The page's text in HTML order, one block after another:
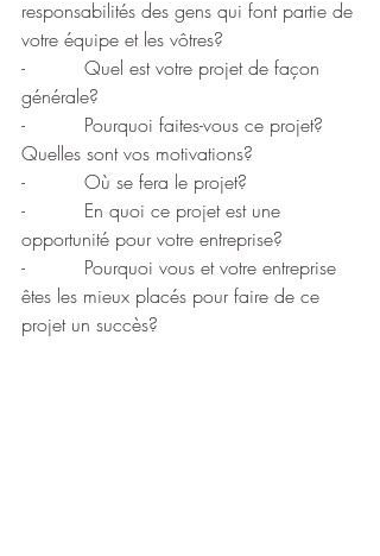
responsabilités des gens qui font partie de
votre équipe et les vôtres?
-          Quel est votre projet de façon
générale?
-          Pourquoi faites-vous ce projet?
Quelles sont vos motivations?
-          Où se fera le projet?
-          En quoi ce projet est une
opportunité pour votre entreprise?
-          Pourquoi vous et votre entreprise
êtes les mieux placés pour faire de ce
projet un succès?